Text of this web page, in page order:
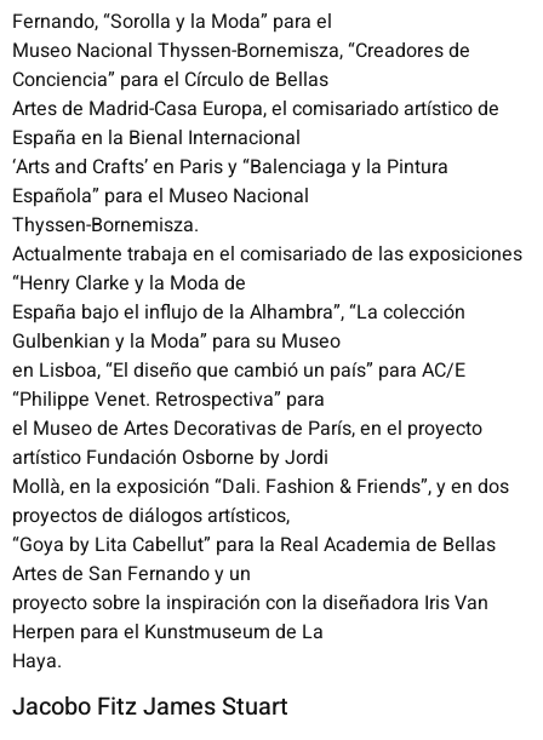
Fernando, “Sorolla y la Moda” para el
Museo Nacional Thyssen-Bornemisza, “Creadores de
Conciencia” para el Círculo de Bellas
Artes de Madrid-Casa Europa, el comisariado artístico de
España en la Bienal Internacional
‘Arts and Crafts’ en Paris y “Balenciaga y la Pintura
Española” para el Museo Nacional
Thyssen-Bornemisza.
Actualmente trabaja en el comisariado de las exposiciones
“Henry Clarke y la Moda de
España bajo el influjo de la Alhambra”, “La colección
Gulbenkian y la Moda” para su Museo
en Lisboa, “El diseño que cambió un país” para AC/E
“Philippe Venet. Retrospectiva” para
el Museo de Artes Decorativas de París, en el proyecto
artístico Fundación Osborne by Jordi
Mollà, en la exposición “Dali. Fashion & Friends”, y en dos
proyectos de diálogos artísticos,
“Goya by Lita Cabellut” para la Real Academia de Bellas
Artes de San Fernando y un
proyecto sobre la inspiración con la diseñadora Iris Van
Herpen para el Kunstmuseum de La
Haya.
Jacobo Fitz James Stuart